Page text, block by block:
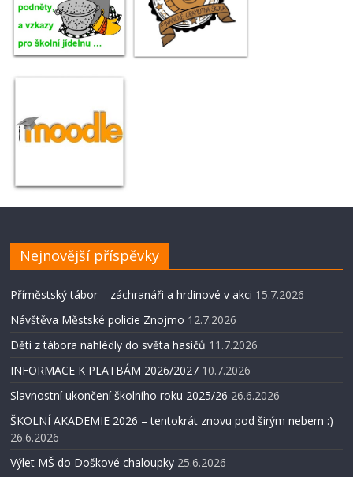
Nejnovější příspěvky
Příměstský tábor – záchranáři a hrdinové v akci 15.7.2026
Návštěva Městské policie Znojmo 12.7.2026
Děti z tábora nahlédly do světa hasičů 11.7.2026
INFORMACE K PLATBÁM 2026/2027 10.7.2026
Slavnostní ukončení školního roku 2025/26 26.6.2026
ŠKOLNÍ AKADEMIE 2026 – tentokrát znovu pod širým nebem :)
26.6.2026
Výlet MŠ do Doškové chaloupky 25.6.2026